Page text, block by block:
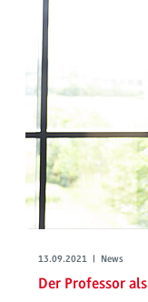
13.09.2021 | News
Der Professor